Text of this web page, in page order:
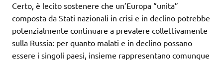
Certo, è lecito sostenere che un’Europa “unita”
composta da Stati nazionali in crisi e in declino potrebbe
potenzialmente continuare a prevalere collettivamente
sulla Russia: per quanto malati e in declino possano
essere i singoli paesi, insieme rappresentano comunque